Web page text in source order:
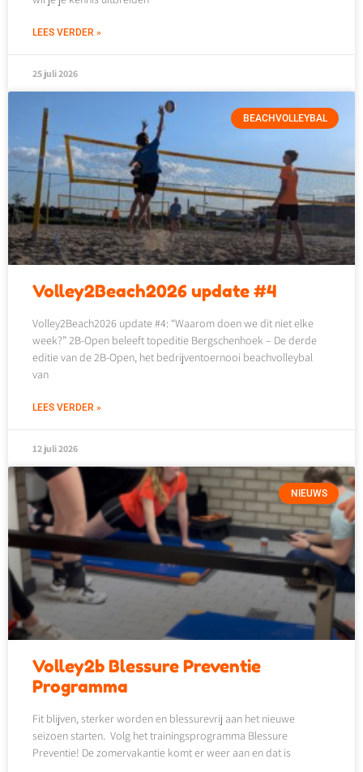
LEES VERDER »
25 juli 2026
BEACHVOLLEYBAL
Volley2Beach2026 update #4
Volley2Beach2026 update #4: “Waarom doen we dit niet elke
week?” 2B-Open beleeft topeditie Bergschenhoek – De derde
editie van de 2B-Open, het bedrijventoernooi beachvolleybal
van
LEES VERDER »
12 juli 2026
NIEUWS
Volley2b Blessure Preventie
Programma
Fit blijven, sterker worden en blessurevrij aan het nieuwe
seizoen starten. Volg het trainingsprogramma Blessure
Preventie! De zomervakantie komt er weer aan en dat is